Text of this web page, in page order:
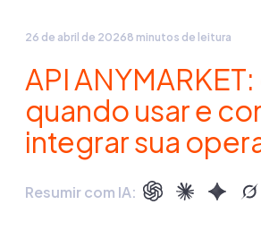
26 de abril de 20268 minutos de leitura
API
quando usar e
integrar sua
Resumir com IA: